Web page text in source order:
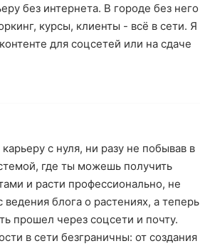
без интернета. В городе без него
курсы, клиенты - всё в сети. Я
для соцсетей или на сдаче
с нуля, ни разу не побывав в
где ты можешь получить
и расти профессионально, не
блога о растениях, а теперь
прошел через соцсети и почту.
в сети безграничны: от создания